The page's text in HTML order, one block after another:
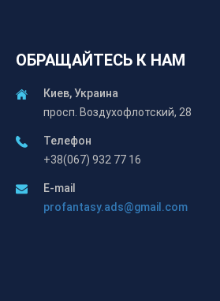
ОБРАЩАЙТЕСЬ К НАМ
Киев, Украина
просп. Воздухофлотский, 28
Телефон
+38(067) 932 77 16
E-mail
profantasy.ads@gmail.com